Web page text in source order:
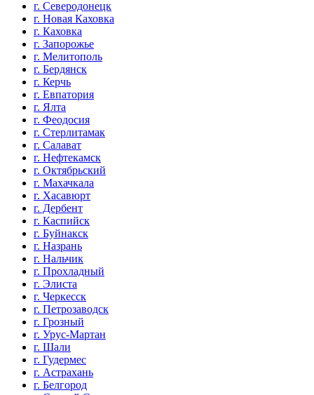
г. Северодонецк
г. Новая Каховка
г. Каховка
г. Запорожье
г. Мелитополь
г. Бердянск
г. Керчь
г. Евпатория
г. Ялта
г. Феодосия
г. Стерлитамак
г. Салават
г. Нефтекамск
г. Октябрьский
г. Махачкала
г. Хасавюрт
г. Дербент
г. Каспийск
г. Буйнакск
г. Назрань
г. Нальчик
г. Прохладный
г. Элиста
г. Черкесск
г. Петрозаводск
г. Грозный
г. Урус-Мартан
г. Шали
г. Гудермес
г. Астрахань
г. Белгород